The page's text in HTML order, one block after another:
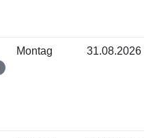
Montag 31.08.2026